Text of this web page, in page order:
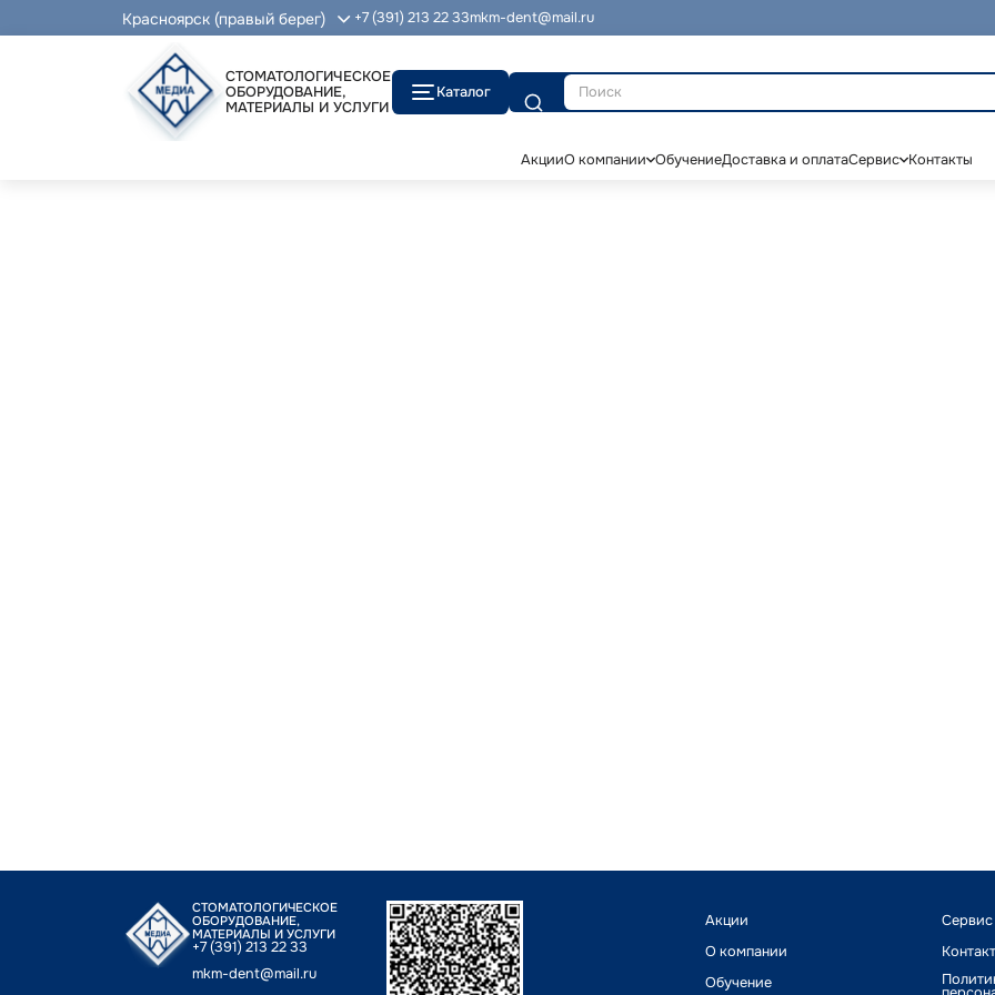
Красноярск (правый берег) +7 (391) 213 22 33mkm-dent@mail.ru
СТОМАТОЛОГИЧЕСКОЕ
ОБОРУДОВАНИЕ,
МАТЕРИАЛЫ И УСЛУГИ
Каталог
Поиск
АкцииО компании ОбучениеДоставка и оплатаСервис Контакты
СТОМАТОЛОГИЧЕСКОЕ
ОБОРУДОВАНИЕ,
МАТЕРИАЛЫ И УСЛУГИ
+7 (391) 213 22 33
mkm-dent@mail.ru
Акции
О компании
Обучение
Сервис